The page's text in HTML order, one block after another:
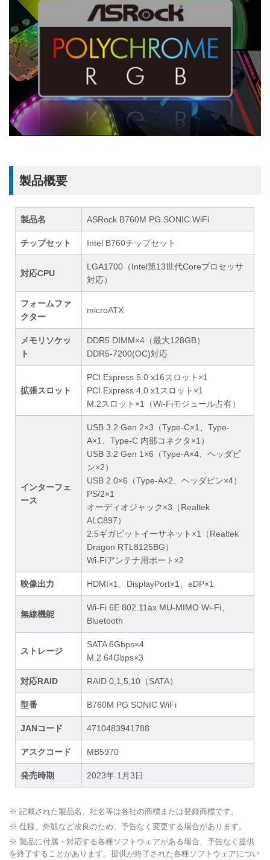
製品概要
製品名 ASRock B760M PG SONIC WiFi
チップセット Intel B760チップセット
対応CPU
LGA1700（Intel第13世代Coreプロセッサ
対応）
フォームファ
クター
microATX
メモリソケッ
ト
DDR5 DIMM×4（最大128GB）
DDR5-7200(OC)対応
拡張スロット
PCI Express 5.0 x16スロット×1
PCI Express 4.0 x1スロット×1
M.2スロット×1（Wi-Fiモジュール占有）
インターフェ
ース
USB 3.2 Gen 2×3（Type-C×1、Type-
A×1、Type-C 内部コネクタ×1）
USB 3.2 Gen 1×6（Type-A×4、ヘッダピ
ン×2）
USB 2.0×6（Type-A×2、ヘッダピン×4）
PS/2×1
オーディオジャック×3（Realtek
ALC897）
2.5ギガビットイーサネット×1（Realtek
Dragon RTL8125BG）
Wi-Fiアンテナ用ポート×2
映像出力 HDMI×1、DisplayPort×1、eDP×1
無線機能
Wi-Fi 6E 802.11ax MU-MIMO Wi-Fi、
Bluetooth
ストレージ
SATA 6Gbps×4
M.2 64Gbps×3
対応RAID RAID 0,1,5,10（SATA）
型番 B760M PG SONIC WiFi
JANコード 4710483941788
アスクコード MB5970
発売時期 2023年 1月3日
※ 記載された製品名、社名等は各社の商標または登録商標です。
※ 仕様、外観など改良のため、予告なく変更する場合があります。
※ 製品に付属・対応する各種ソフトウェアがある場合、予告なく提供
を終了することがあります。提供が終了された各種ソフトウェアについ